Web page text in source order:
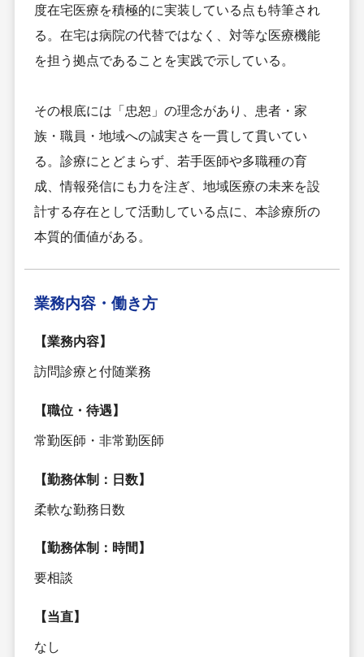
度在宅医療を積極的に実装している点も特筆され
る。在宅は病院の代替ではなく、対等な医療機能
を担う拠点であることを実践で示している。
その根底には「忠恕」の理念があり、患者・家
族・職員・地域への誠実さを一貫して貫いてい
る。診療にとどまらず、若手医師や多職種の育
成、情報発信にも力を注ぎ、地域医療の未来を設
計する存在として活動している点に、本診療所の
本質的価値がある。
業務内容・ 働き方
【業務内容】
訪問診療と付随業務
【職位・待遇】
常勤医師・非常勤医師
【勤務体制：日数】
柔軟な勤務日数
【勤務体制：時間】
要相談
【当直】
なし